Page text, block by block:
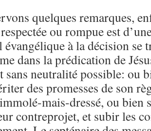
quelques remarques,
ou rompue est
évangélique à la décision se
dans la prédication de
sans neutralité possible: ou
des promesses de son
mais-dressé, ou bien
contreprojet, et subir les